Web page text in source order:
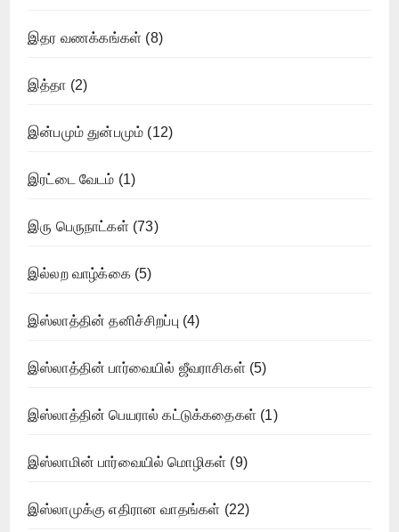
இதர வணக்கங்கள் (8)
இத்தா (2)
இன்பமும் துன்பமும் (12)
இரட்டை வேடம் (1)
இரு பெருநாட்கள் (73)
இல்லற வாழ்க்கை(5)
இஸ்லாத்தின் தனிச்சிறப்பு (4)
இஸ்லாத்தின் பார்வையில் ஜீவராசிகள் (5)
இஸ்லாத்தின் பெயரால் கட்டுக்கதைகள் (1)
இஸ்லாமின் பார்வையில் மொழிகள் (9)
இஸ்லாமுக்கு எதிரான வாதங்கள் (22)